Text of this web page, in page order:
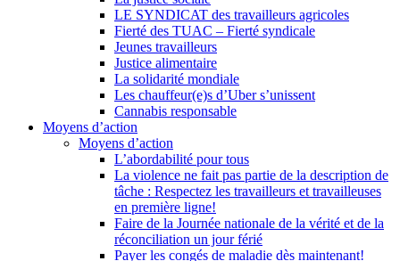
LE SYNDICAT des travailleurs agricoles
Fierté des TUAC – Fierté syndicale
Jeunes travailleurs
Justice alimentaire
La solidarité mondiale
Les chauffeur(e)s d’Uber s’unissent
Cannabis responsable
Moyens d’action
Moyens d’action
L’abordabilité pour tous
La violence ne fait pas partie de la description de
tâche : Respectez les travailleurs et travailleuses
en première ligne!
Faire de la Journée nationale de la vérité et de la
réconciliation un jour férié
Payer les congés de maladie dès maintenant!